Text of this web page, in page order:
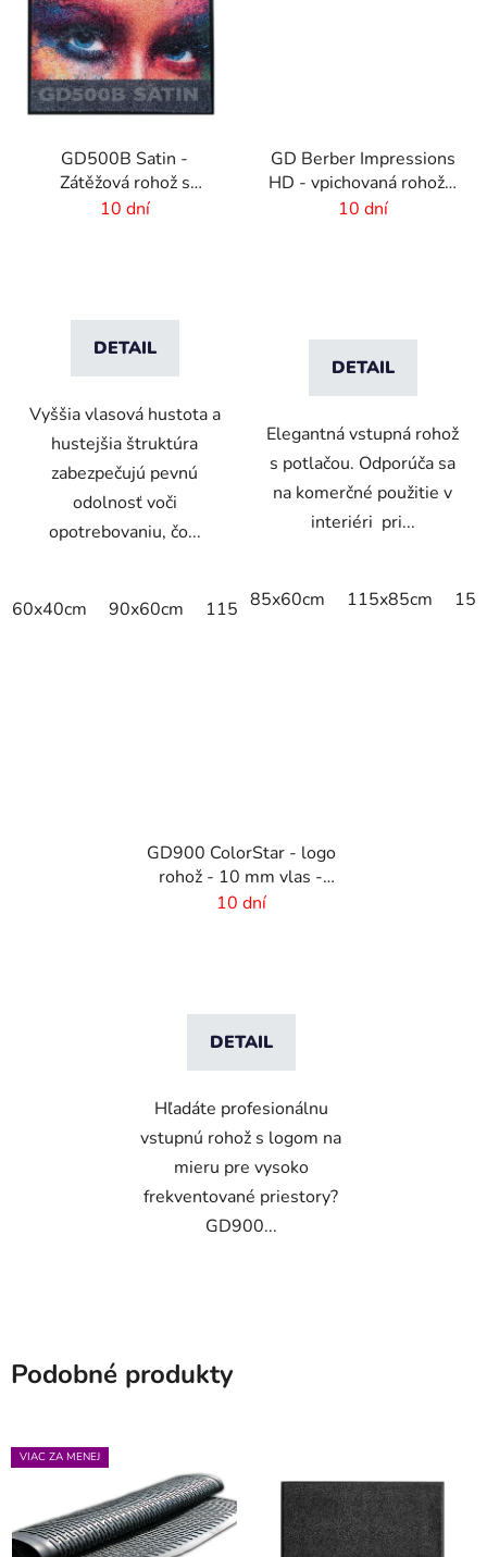
GD500B Satin -
Zátěžová rohož s
digitálnou potlačou a
10 dní
DETAIL
Vyššia vlasová hustota a
hustejšia štruktúra
zabezpečujú pevnú
odolnosť voči
opotrebovaniu, čo...
60x40cm 90x60cm 115x115cm 150x100cm
GD Berber Impressions
HD - vpichovaná rohož s
logom
10 dní
DETAIL
Elegantná vstupná rohož
s potlačou. Odporúča sa
na komerčné použitie v
interiéri pri...
85x60cm 115x85cm
GD900 ColorStar - logo
rohož - 10 mm vlas -
rozmer na mieru
10 dní
DETAIL
Hľadáte profesionálnu
vstupnú rohož s logom na
mieru pre vysoko
frekventované priestory?
GD900...
Podobné produkty
VIAC ZA MENEJ